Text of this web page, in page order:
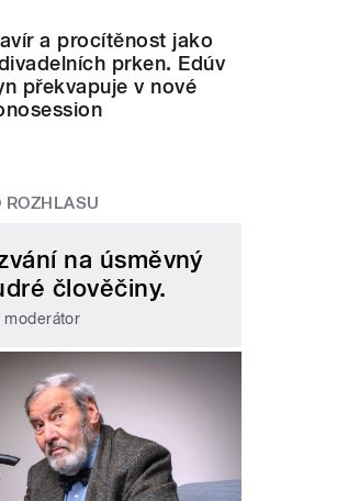
a procítěnost jako
prken. Edúv
překvapuje v nové
ROZHLASU
na úsměvný
člověčiny.
moderátor